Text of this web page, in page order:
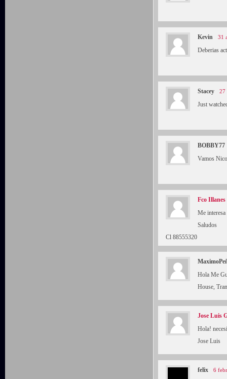
Kevin 31
Deberias
Stacey 27
Just
BOBBY77
Vamos
Fco Illanes
Me interesa
Saludos
Cl 88555320
Hola Me
House,
Jose Luis
Hola!
Jose Luis
felix 6